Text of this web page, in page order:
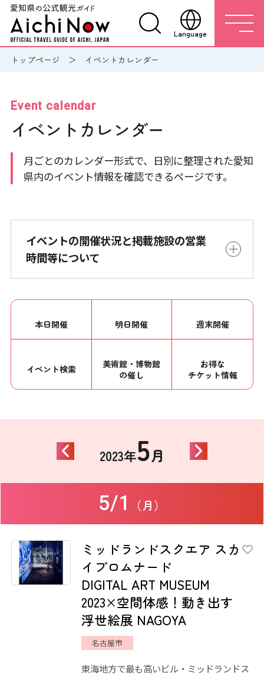
Language
トップページ イベントカレンダー
Event calendar
イベントカレンダー
月ごとのカレンダー形式で、日別に整理された愛知
県内のイベント情報を確認できるページです。
イベントの開催状況と掲載施設の営業
時間等について
本日開催 明日開催 週末開催
イベント検索
美術館・博物館
の催し
お得な
チケット情報
2023年5月
5/1 （月）
ミッドランドスクエア スカ
イプロムナード
DIGITAL ART MUSEUM
2023×空間体感！動き出す
浮世絵展 NAGOYA
名古屋市
東海地方で最も高いビル・ミッドランドス